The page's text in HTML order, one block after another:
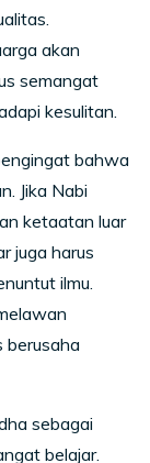
akan
semangat
kesulitan.
bahwa
Jika Nabi
ketaatan luar
juga harus
ilmu.
berusaha
sebagai
belajar.